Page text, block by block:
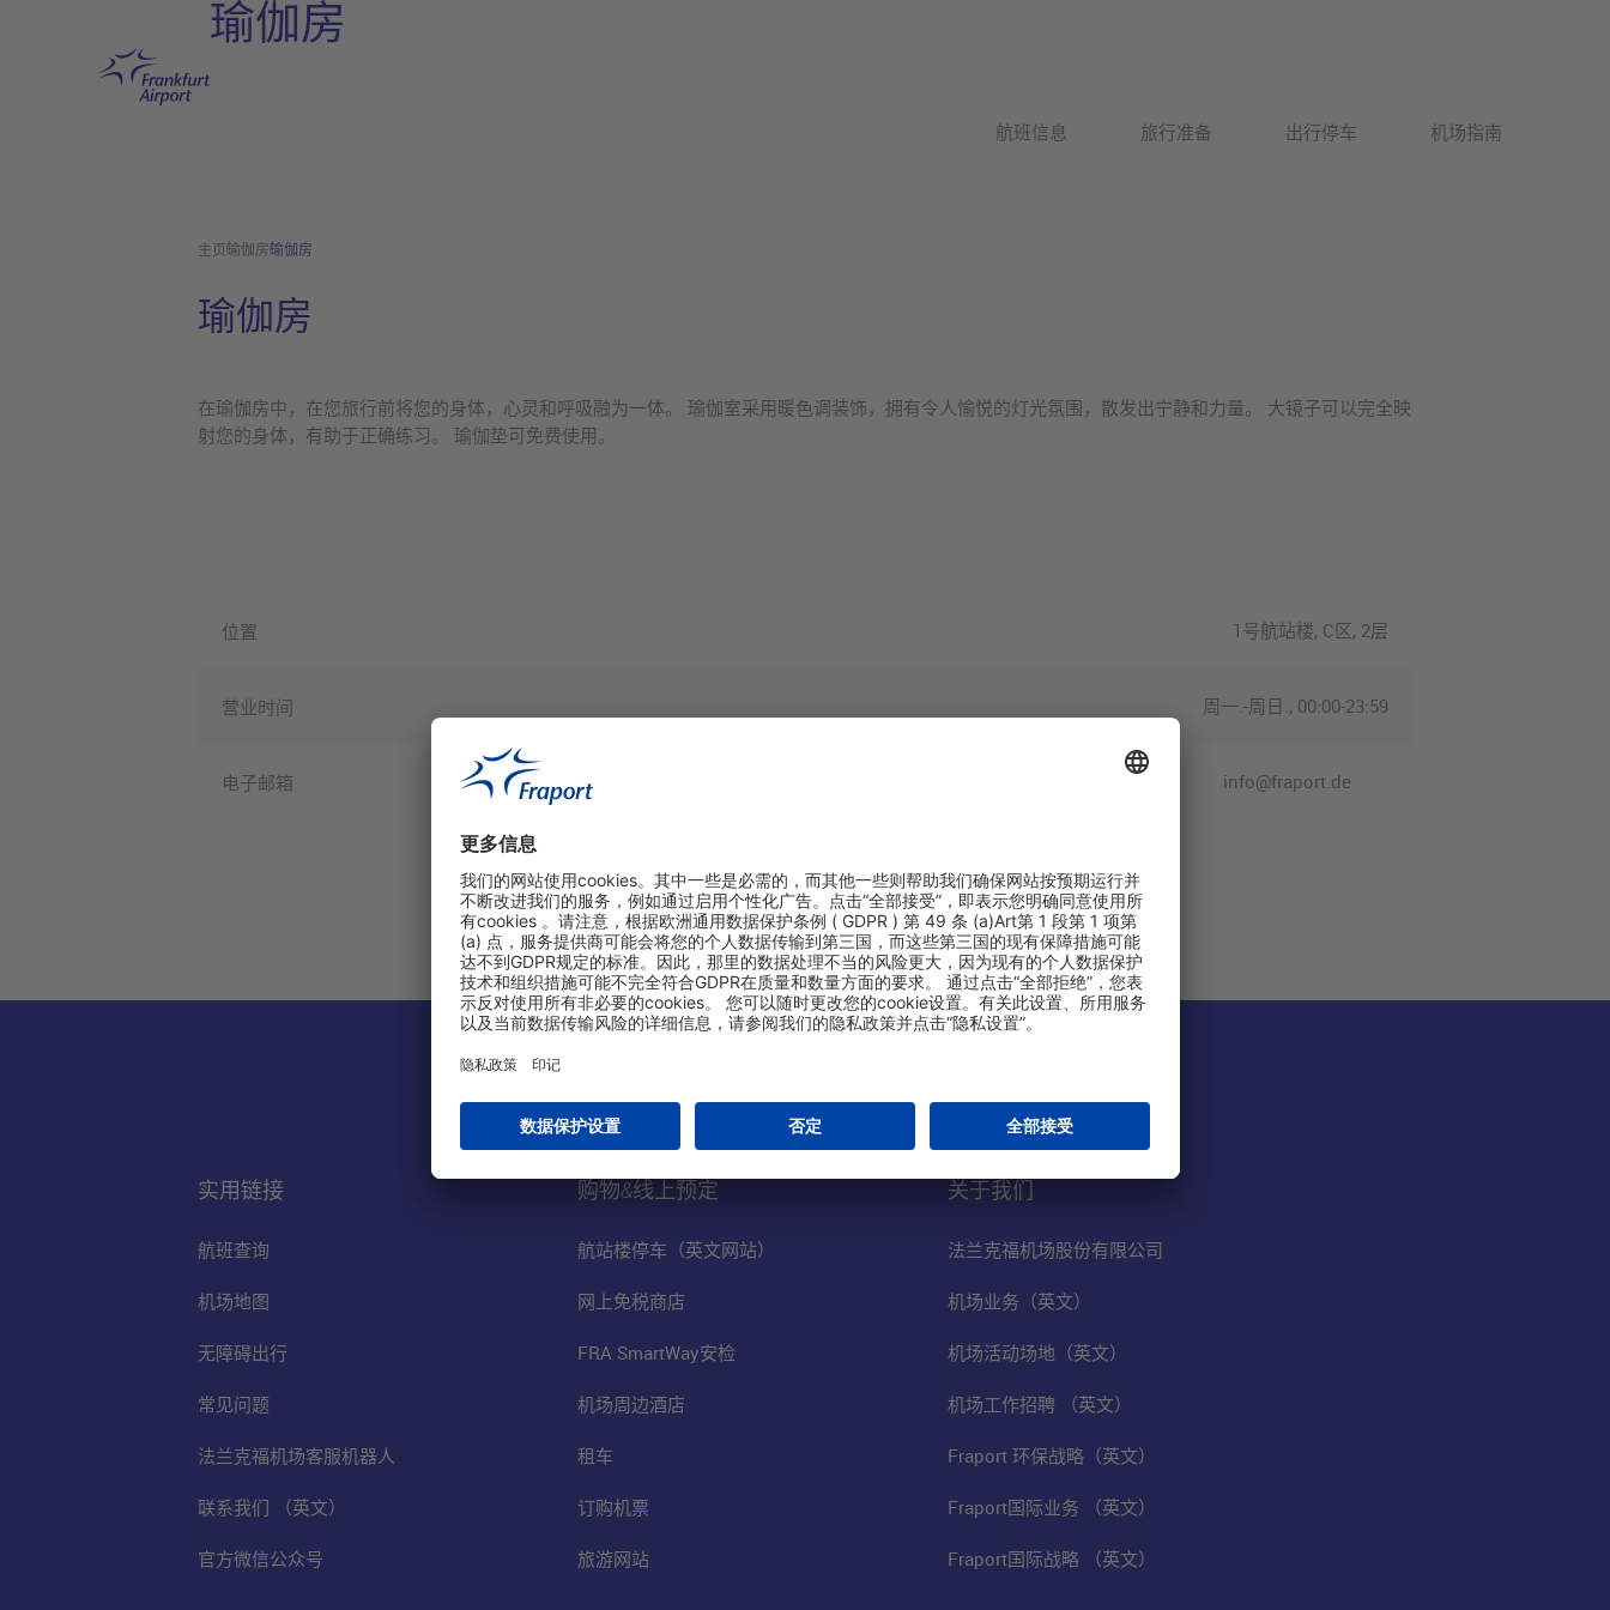
航班信息 旅行准备 出行停车 机场指南
瑜伽房
主页瑜伽房瑜伽房
瑜伽房
在瑜伽房中，在您旅行前将您的身体，心灵和呼吸融为一体。 瑜伽室采用暖色调装饰，拥有令人愉悦的灯光氛围，散发出宁静和力量。 大镜子可以完全映
射您的身体，有助于正确练习。 瑜伽垫可免费使用。
位置 1号航站楼, C区, 2层
营业时间 周一.-周日., 00:00-23:59
电子邮箱 info@fraport.de
实用链接
航班查询
机场地图
无障碍出行
常见问题
法兰克福机场客服机器人
联系我们 （英文）
官方微信公众号
购物&线上预定
航站楼停车（英文网站）
网上免税商店
FRA SmartWay安检
机场周边酒店
租车
订购机票
旅游网站
关于我们
法兰克福机场股份有限公司
机场业务（英文）
机场活动场地（英文）
机场工作招聘 （英文）
Fraport 环保战略（英文）
Fraport国际业务 （英文）
Fraport国际战略 （英文）